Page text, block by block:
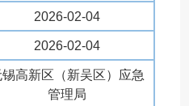
2026-02-04
2026-02-04
锡高新区（新吴区）应急
管理局